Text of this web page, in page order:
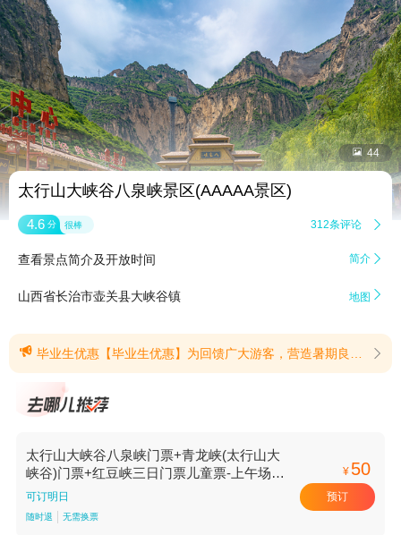
 44
太行山大峡谷八泉峡景区(AAAAA景区)
4.6 分 很棒 312条评论 
查看景点简介及开放时间 简介 
山西省长治市壶关县大峡谷镇 地图 
 毕业生优惠【毕业生优惠】为回馈广大游客，营造暑期良好出游氛围，山西壶关太行山大峡谷景区(八泉峡、红豆峡、青龙峡)2026年暑期特推出毕业生专属半价、14周岁(含14周岁)以下儿童免票两项门票优惠政策，具体活动细则公告如下:一、中、高考毕业生门票半价优惠1.活动时间:2026年7月1日一2026年9月28日(含当日)2.优惠对象:2026年全国应届中、高考毕业生3.优惠内容:本人游览景区可享首道门票半价福利4.核验要求:需同时持本人有效身份证件+本人有效准考证(原件、复印件、照片均可)，方可享受优惠。二、14周岁(含14周岁)以下儿童免门票福利1.活动时间:2026年7月1日一2026年8月31日(含当日)2.优惠对象:14周岁(含14周岁)以下儿童3.优惠内容:符合年龄条件的儿童免景区首道门票4.核验要求:需出示儿童本人有效身份证或户口本(原件、复印件、照片均可)，方可享受优惠。三、温馨提示1.以上优惠仅针对景区的门票。景区内二次消费项目(索道、游船、观光车、观光电梯等)不参与减免。2.优惠政策仅限本人使用，证件信息需与持证人一致，不得转借、冒用。3.请游客购票、检票时主动出示相关证件，配合工作人员核验。4.如遇极端天气、景区客流管控等特殊情况，景区将动态调整运营安排，请以现场最新公告为准。感谢您的理解与支持，祝您旅途愉快!(提示有效期2026/6/30至2026/9/28) 
太行山大峡谷八泉峡门票+青龙峡(太行山大
峡谷)门票+红豆峡三日门票儿童票-上午场
【上午场】
可订明日
随时退 无需换票
¥ 50
预订
